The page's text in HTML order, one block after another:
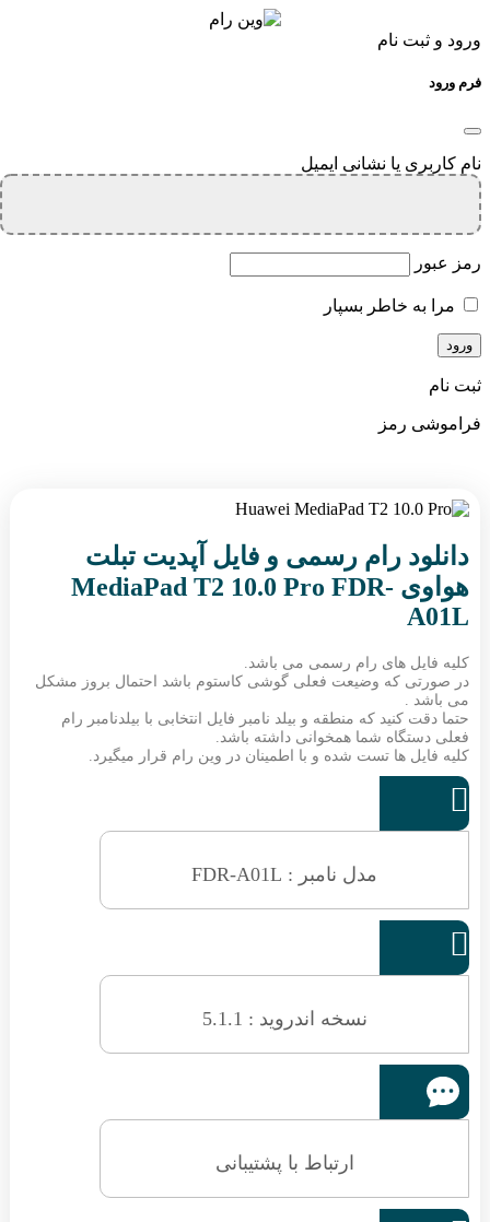
ورود و ثبت نام
فرم ورود
نام کاربری یا نشانی ایمیل
رمز عبور
مرا به خاطر بسپار
ثبت نام
فراموشی رمز
دانلود رام رسمی و فایل آپدیت تبلت
هواوی MediaPad T2 10.0 Pro FDR-
A01L
کلیه فایل های رام رسمی می باشد.
در صورتی که وضیعت فعلی گوشی کاستوم باشد احتمال بروز مشکل
می باشد .
حتما دقت کنید که منطقه و بیلد نامبر فایل انتخابی با بیلدنامبر رام
فعلی دستگاه شما همخوانی داشته باشد.
کلیه فایل ها تست شده و با اطمینان در وین رام قرار میگیرد.

مدل نامبر : FDR-A01L

نسخه اندروید : 5.1.1
ارتباط با پشتیبانی